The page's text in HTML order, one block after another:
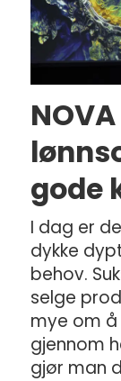
gode
I dag er
dykke
behov.
selge
mye om
gjennom
gjør man